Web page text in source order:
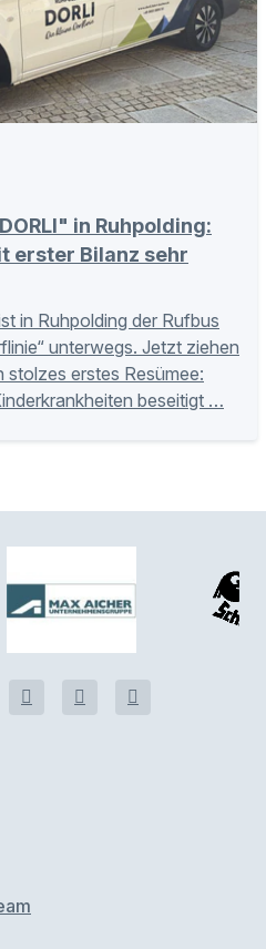
in Ruhpolding:
erster Bilanz sehr
in Ruhpolding der Rufbus
unterwegs. Jetzt ziehen
stolzes erstes Resümee:
beseitigt …